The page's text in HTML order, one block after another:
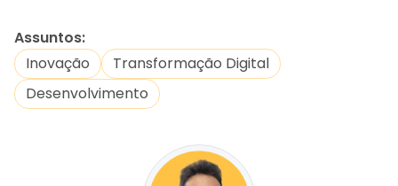
Assuntos:
Inovação
Transformação Digital
Desenvolvimento